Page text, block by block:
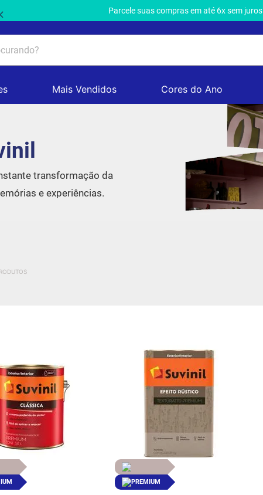
Parcele suas compras em até 6x sem juros
Mais Vendidos Cores do Ano
transformação da
e experiências.
PREMIUM